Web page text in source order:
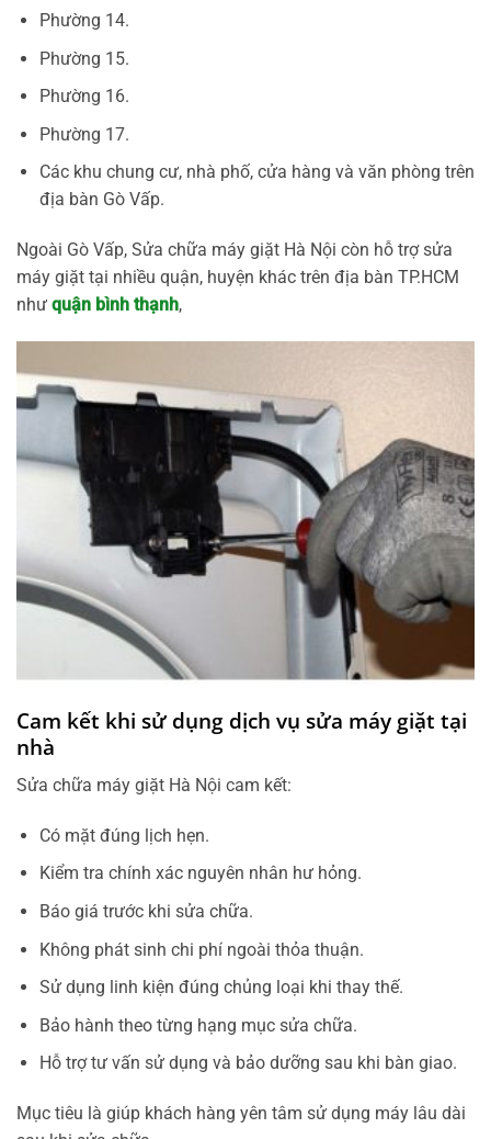
Phường 14.
Phường 15.
Phường 16.
Phường 17.
Các khu chung cư, nhà phố, cửa hàng và văn phòng trên
địa bàn Gò Vấp.
Ngoài Gò Vấp, Sửa chữa máy giặt Hà Nội còn hỗ trợ sửa
máy giặt tại nhiều quận, huyện khác trên địa bàn TP.HCM
như quận bình thạnh,
Cam kết khi sử dụng dịch vụ sửa máy giặt tại
nhà
Sửa chữa máy giặt Hà Nội cam kết:
Có mặt đúng lịch hẹn.
Kiểm tra chính xác nguyên nhân hư hỏng.
Báo giá trước khi sửa chữa.
Không phát sinh chi phí ngoài thỏa thuận.
Sử dụng linh kiện đúng chủng loại khi thay thế.
Bảo hành theo từng hạng mục sửa chữa.
Hỗ trợ tư vấn sử dụng và bảo dưỡng sau khi bàn giao.
Mục tiêu là giúp khách hàng yên tâm sử dụng máy lâu dài